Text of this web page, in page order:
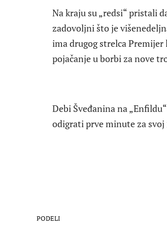
Na kraju su „redsi“ pristali
zadovoljni što je
ima drugog strelca Premijer
pojačanje u borbi za nove
Debi Šveđanina na
odigrati prve minute za
PODELI